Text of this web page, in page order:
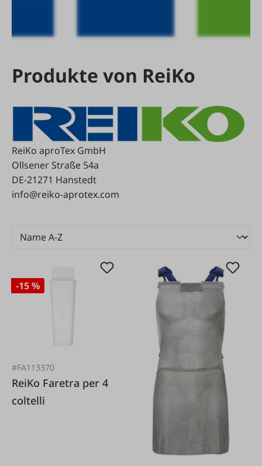
Produkte von ReiKo
ReiKo aproTex GmbH
Ollsener Straße 54a
DE-21271 Hanstedt
info@reiko-aprotex.com
-15 %
#FA113370
ReiKo Faretra per 4
coltelli